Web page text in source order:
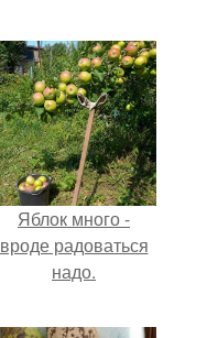
Яблок много -
вроде радоваться
надо.